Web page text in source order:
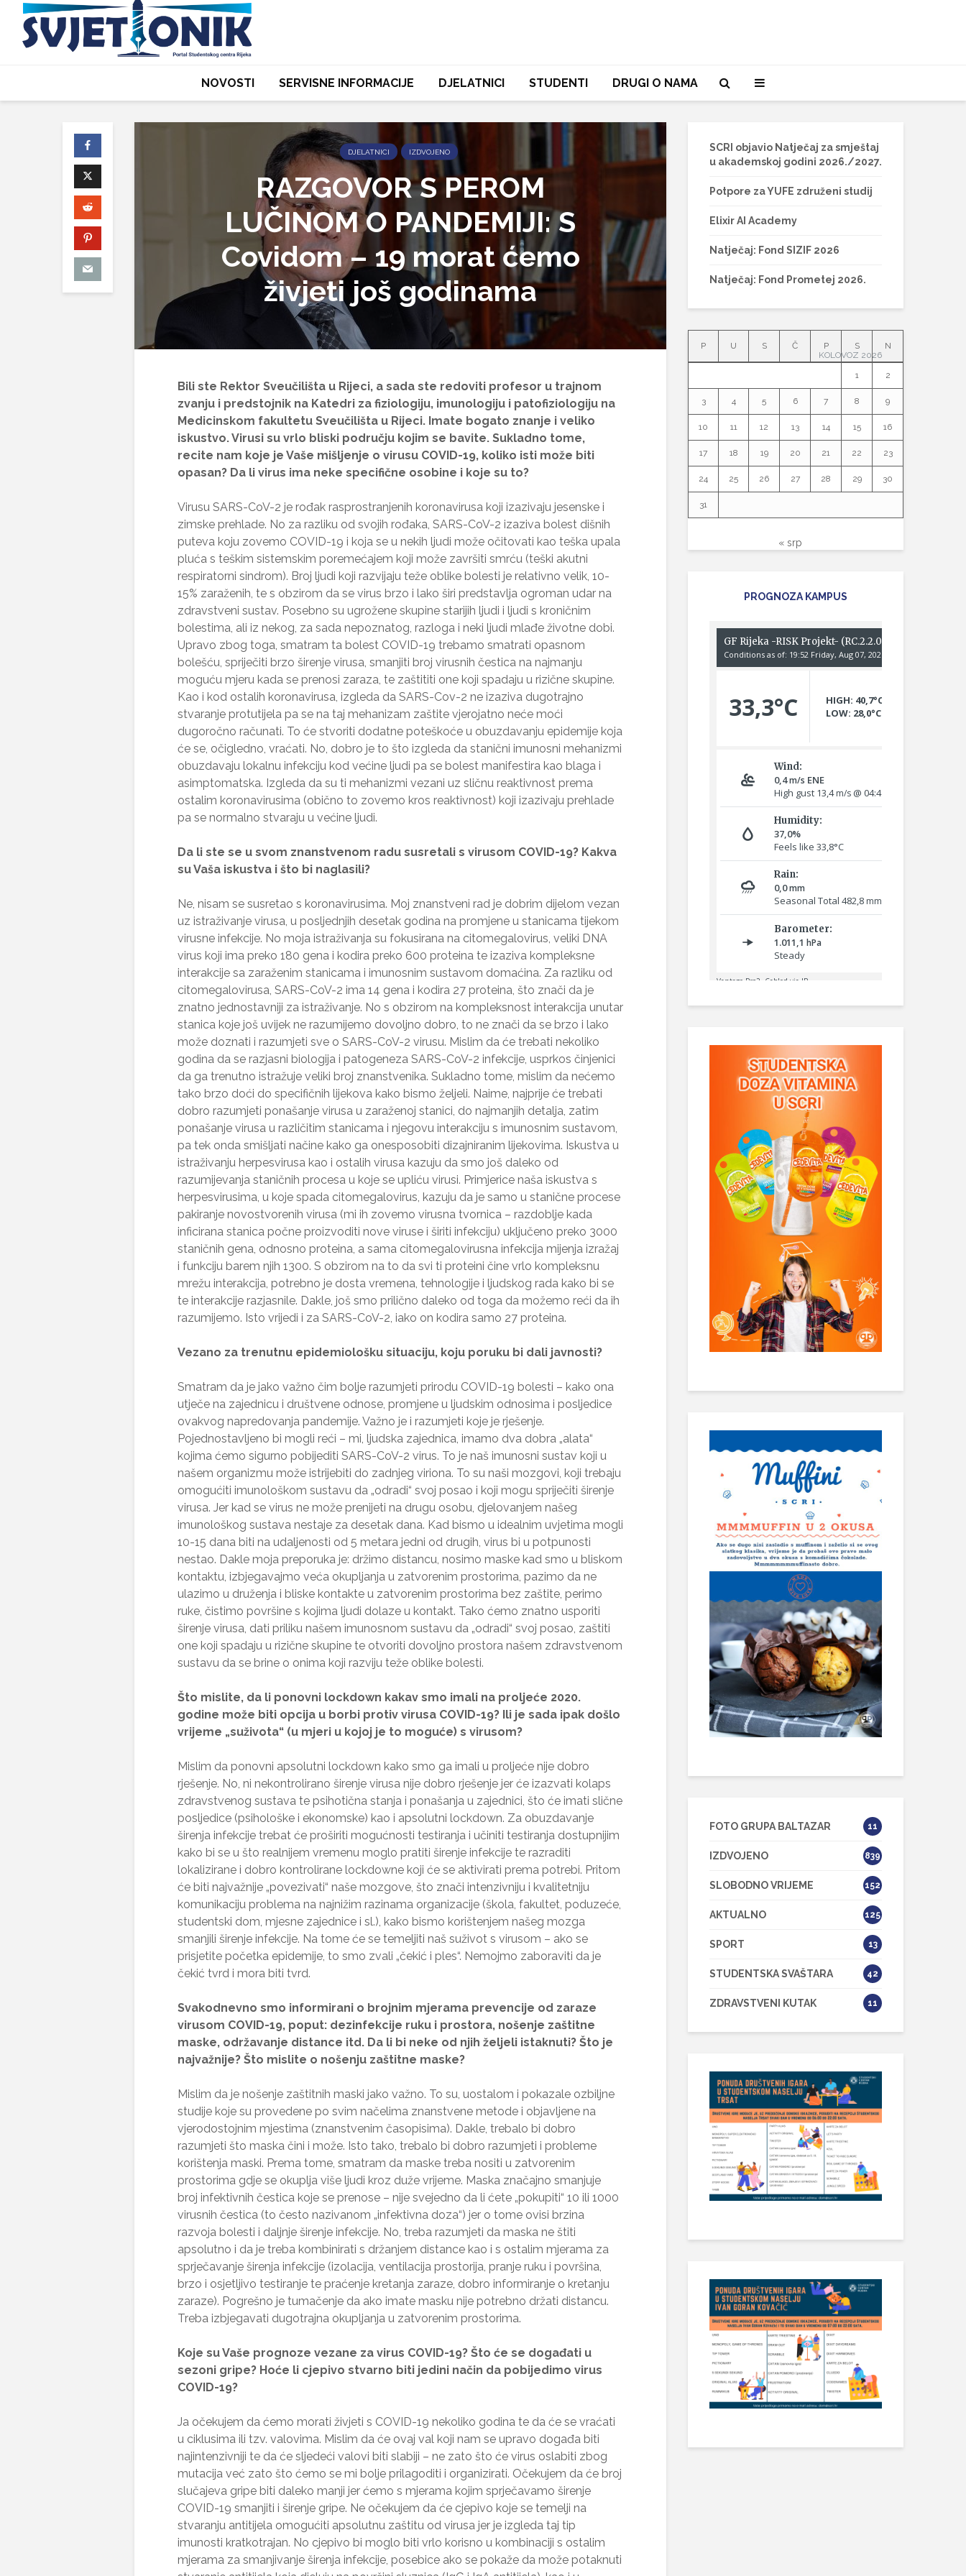
NOVOSTI SERVISNE INFORMACIJE DJELATNICI STUDENTI DRUGI O NAMA
DJELATNICI IZDVOJENO
RAZGOVOR S PEROM
LUČINOM O PANDEMIJI: S
Covidom – 19 morat ćemo
živjeti još godinama
Bili ste Rektor Sveučilišta u Rijeci, a sada ste redoviti profesor u trajnom
zvanju i predstojnik na Katedri za fiziologiju, imunologiju i patofiziologiju na
Medicinskom fakultetu Sveučilišta u Rijeci. Imate bogato znanje i veliko
iskustvo. Virusi su vrlo bliski području kojim se bavite. Sukladno tome,
recite nam koje je Vaše mišljenje o virusu COVID-19, koliko isti može biti
opasan? Da li virus ima neke specifične osobine i koje su to?
Virusu SARS-CoV-2 je rođak rasprostranjenih koronavirusa koji izazivaju jesenske i
zimske prehlade. No za razliku od svojih rođaka, SARS-CoV-2 izaziva bolest dišnih
puteva koju zovemo COVID-19 i koja se u nekih ljudi može očitovati kao teška upala
pluća s teškim sistemskim poremećajem koji može završiti smrću (teški akutni
respiratorni sindrom). Broj ljudi koji razvijaju teže oblike bolesti je relativno velik, 10-
15% zaraženih, te s obzirom da se virus brzo i lako širi predstavlja ogroman udar na
zdravstveni sustav. Posebno su ugrožene skupine starijih ljudi i ljudi s kroničnim
bolestima, ali iz nekog, za sada nepoznatog, razloga i neki ljudi mlađe životne dobi.
Upravo zbog toga, smatram ta bolest COVID-19 trebamo smatrati opasnom
bolešću, spriječiti brzo širenje virusa, smanjiti broj virusnih čestica na najmanju
moguću mjeru kada se prenosi zaraza, te zaštititi one koji spadaju u rizične skupine.
Kao i kod ostalih koronavirusa, izgleda da SARS-Cov-2 ne izaziva dugotrajno
stvaranje protutijela pa se na taj mehanizam zaštite vjerojatno neće moći
dugoročno računati. To će stvoriti dodatne poteškoće u obuzdavanju epidemije koja
će se, očigledno, vraćati. No, dobro je to što izgleda da stanični imunosni mehanizmi
obuzdavaju lokalnu infekciju kod većine ljudi pa se bolest manifestira kao blaga i
asimptomatska. Izgleda da su ti mehanizmi vezani uz sličnu reaktivnost prema
ostalim koronavirusima (obično to zovemo kros reaktivnost) koji izazivaju prehlade
pa se normalno stvaraju u većine ljudi.
Da li ste se u svom znanstvenom radu susretali s virusom COVID-19? Kakva
su Vaša iskustva i što bi naglasili?
Ne, nisam se susretao s koronavirusima. Moj znanstveni rad je dobrim dijelom vezan
uz istraživanje virusa, u posljednjih desetak godina na promjene u stanicama tijekom
virusne infekcije. No moja istraživanja su fokusirana na citomegalovirus, veliki DNA
virus koji ima preko 180 gena i kodira preko 600 proteina te izaziva kompleksne
interakcije sa zaraženim stanicama i imunosnim sustavom domaćina. Za razliku od
citomegalovirusa, SARS-CoV-2 ima 14 gena i kodira 27 proteina, što znači da je
znatno jednostavniji za istraživanje. No s obzirom na kompleksnost interakcija unutar
stanica koje još uvijek ne razumijemo dovoljno dobro, to ne znači da se brzo i lako
može doznati i razumjeti sve o SARS-CoV-2 virusu. Mislim da će trebati nekoliko
godina da se razjasni biologija i patogeneza SARS-CoV-2 infekcije, usprkos činjenici
da ga trenutno istražuje veliki broj znanstvenika. Sukladno tome, mislim da nećemo
tako brzo doći do specifičnih lijekova kako bismo željeli. Naime, najprije će trebati
dobro razumjeti ponašanje virusa u zaraženoj stanici, do najmanjih detalja, zatim
ponašanje virusa u različitim stanicama i njegovu interakciju s imunosnim sustavom,
pa tek onda smišljati načine kako ga onesposobiti dizajniranim lijekovima. Iskustva u
istraživanju herpesvirusa kao i ostalih virusa kazuju da smo još daleko od
razumijevanja staničnih procesa u koje se upliću virusi. Primjerice naša iskustva s
herpesvirusima, u koje spada citomegalovirus, kazuju da je samo u stanične procese
pakiranje novostvorenih virusa (mi ih zovemo virusna tvornica – razdoblje kada
inficirana stanica počne proizvoditi nove viruse i širiti infekciju) uključeno preko 3000
staničnih gena, odnosno proteina, a sama citomegalovirusna infekcija mijenja izražaj
i funkciju barem njih 1300. S obzirom na to da svi ti proteini čine vrlo kompleksnu
mrežu interakcija, potrebno je dosta vremena, tehnologije i ljudskog rada kako bi se
te interakcije razjasnile. Dakle, još smo prilično daleko od toga da možemo reći da ih
razumijemo. Isto vrijedi i za SARS-CoV-2, iako on kodira samo 27 proteina.
Vezano za trenutnu epidemiološku situaciju, koju poruku bi dali javnosti?
Smatram da je jako važno čim bolje razumjeti prirodu COVID-19 bolesti – kako ona
utječe na zajednicu i društvene odnose, promjene u ljudskim odnosima i posljedice
ovakvog napredovanja pandemije. Važno je i razumjeti koje je rješenje.
Pojednostavljeno bi mogli reći – mi, ljudska zajednica, imamo dva dobra „alata“
kojima ćemo sigurno pobijediti SARS-CoV-2 virus. To je naš imunosni sustav koji u
našem organizmu može istrijebiti do zadnjeg viriona. To su naši mozgovi, koji trebaju
omogućiti imunološkom sustavu da „odradi“ svoj posao i koji mogu spriječiti širenje
virusa. Jer kad se virus ne može prenijeti na drugu osobu, djelovanjem našeg
imunološkog sustava nestaje za desetak dana. Kad bismo u idealnim uvjetima mogli
10-15 dana biti na udaljenosti od 5 metara jedni od drugih, virus bi u potpunosti
nestao. Dakle moja preporuka je: držimo distancu, nosimo maske kad smo u bliskom
kontaktu, izbjegavajmo veća okupljanja u zatvorenim prostorima, pazimo da ne
ulazimo u druženja i bliske kontakte u zatvorenim prostorima bez zaštite, perimo
ruke, čistimo površine s kojima ljudi dolaze u kontakt. Tako ćemo znatno usporiti
širenje virusa, dati priliku našem imunosnom sustavu da „odradi“ svoj posao, zaštiti
one koji spadaju u rizične skupine te otvoriti dovoljno prostora našem zdravstvenom
sustavu da se brine o onima koji razviju teže oblike bolesti.
Što mislite, da li ponovni lockdown kakav smo imali na proljeće 2020.
godine može biti opcija u borbi protiv virusa COVID-19? Ili je sada ipak došlo
vrijeme „suživota“ (u mjeri u kojoj je to moguće) s virusom?
Mislim da ponovni apsolutni lockdown kako smo ga imali u proljeće nije dobro
rješenje. No, ni nekontrolirano širenje virusa nije dobro rješenje jer će izazvati kolaps
zdravstvenog sustava te psihotična stanja i ponašanja u zajednici, što će imati slične
posljedice (psihološke i ekonomske) kao i apsolutni lockdown. Za obuzdavanje
širenja infekcije trebat će proširiti mogućnosti testiranja i učiniti testiranja dostupnijim
kako bi se u što realnijem vremenu moglo pratiti širenje infekcije te razraditi
lokalizirane i dobro kontrolirane lockdowne koji će se aktivirati prema potrebi. Pritom
će biti najvažnije „povezivati“ naše mozgove, što znači intenzivniju i kvalitetniju
komunikaciju problema na najnižim razinama organizacije (škola, fakultet, poduzeće,
studentski dom, mjesne zajednice i sl.), kako bismo korištenjem našeg mozga
smanjili širenje infekcije. Na tome će se temeljiti naš suživot s virusom – ako se
prisjetite početka epidemije, to smo zvali „čekić i ples“. Nemojmo zaboraviti da je
čekić tvrd i mora biti tvrd.
Svakodnevno smo informirani o brojnim mjerama prevencije od zaraze
virusom COVID-19, poput: dezinfekcije ruku i prostora, nošenje zaštitne
maske, održavanje distance itd. Da li bi neke od njih željeli istaknuti? Što je
najvažnije? Što mislite o nošenju zaštitne maske?
Mislim da je nošenje zaštitnih maski jako važno. To su, uostalom i pokazale ozbiljne
studije koje su provedene po svim načelima znanstvene metode i objavljene na
vjerodostojnim mjestima (znanstvenim časopisima). Dakle, trebalo bi dobro
razumjeti što maska čini i može. Isto tako, trebalo bi dobro razumjeti i probleme
korištenja maski. Prema tome, smatram da maske treba nositi u zatvorenim
prostorima gdje se okuplja više ljudi kroz duže vrijeme. Maska značajno smanjuje
broj infektivnih čestica koje se prenose – nije svejedno da li ćete „pokupiti“ 10 ili 1000
virusnih čestica (to često nazivanom „infektivna doza“) jer o tome ovisi brzina
razvoja bolesti i daljnje širenje infekcije. No, treba razumjeti da maska ne štiti
apsolutno i da je treba kombinirati s držanjem distance kao i s ostalim mjerama za
sprječavanje širenja infekcije (izolacija, ventilacija prostorija, pranje ruku i površina,
brzo i osjetljivo testiranje te praćenje kretanja zaraze, dobro informiranje o kretanju
zaraze). Pogrešno je tumačenje da ako imate masku nije potrebno držati distancu.
Treba izbjegavati dugotrajna okupljanja u zatvorenim prostorima.
Koje su Vaše prognoze vezane za virus COVID-19? Što će se događati u
sezoni gripe? Hoće li cjepivo stvarno biti jedini način da pobijedimo virus
COVID-19?
Ja očekujem da ćemo morati živjeti s COVID-19 nekoliko godina te da će se vraćati
u ciklusima ili tzv. valovima. Mislim da će ovaj val koji nam se upravo događa biti
najintenzivniji te da će sljedeći valovi biti slabiji – ne zato što će virus oslabiti zbog
mutacija već zato što ćemo se mi bolje prilagoditi i organizirati. Očekujem da će broj
slučajeva gripe biti daleko manji jer ćemo s mjerama kojim sprječavamo širenje
COVID-19 smanjiti i širenje gripe. Ne očekujem da će cjepivo koje se temelji na
stvaranju antitijela omogućiti apsolutnu zaštitu od virusa jer je izgleda taj tip
imunosti kratkotrajan. No cjepivo bi moglo biti vrlo korisno u kombinaciji s ostalim
mjerama za smanjivanje širenja infekcije, posebice ako se pokaže da može potaknuti
SCRI objavio Natječaj za smještaj
u akademskoj godini 2026./2027.
Potpore za YUFE združeni studij
Elixir AI Academy
Natječaj: Fond SIZIF 2026
Natječaj: Fond Prometej 2026.
KOLOVOZ 2026
P U S Č P S N
1 2
3 4 5 6 7 8 9
10 11 12 13 14 15 16
17 18 19 20 21 22 23
24 25 26 27 28 29 30
31
« srp
PROGNOZA KAMPUS
FOTO GRUPA BALTAZAR 11
IZDVOJENO 839
SLOBODNO VRIJEME 152
AKTUALNO 125
SPORT 13
STUDENTSKA SVAŠTARA 42
ZDRAVSTVENI KUTAK 11